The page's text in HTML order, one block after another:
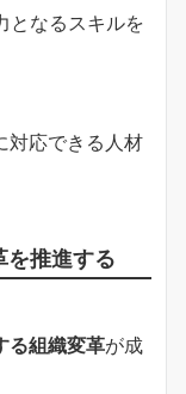
となるスキルを
対応できる人材
を推進する
る組織変革が成